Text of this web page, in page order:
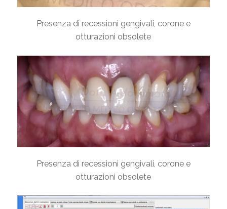
Presenza di recessioni gengivali, corone e
otturazioni obsolete
Presenza di recessioni gengivali, corone e
otturazioni obsolete